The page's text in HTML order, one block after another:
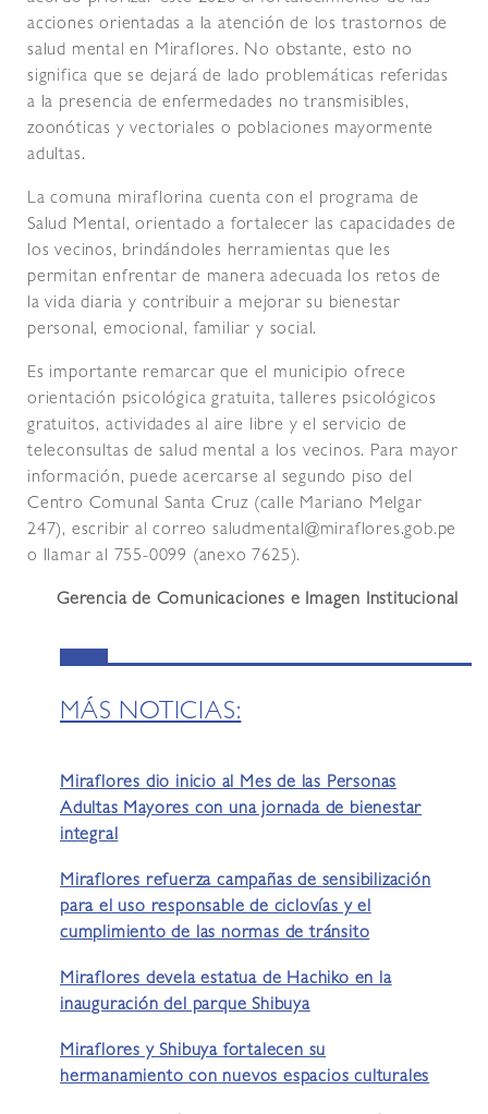
acciones orientadas a la atención de los trastornos de
salud mental en Miraflores. No obstante, esto no
significa que se dejará de lado problemáticas referidas
a la presencia de enfermedades no transmisibles,
zoonóticas y vectoriales o poblaciones mayormente
adultas.
La comuna miraflorina cuenta con el programa de
Salud Mental, orientado a fortalecer las capacidades de
los vecinos, brindándoles herramientas que les
permitan enfrentar de manera adecuada los retos de
la vida diaria y contribuir a mejorar su bienestar
personal, emocional, familiar y social.
Es importante remarcar que el municipio ofrece
orientación psicológica gratuita, talleres psicológicos
gratuitos, actividades al aire libre y el servicio de
teleconsultas de salud mental a los vecinos. Para mayor
información, puede acercarse al segundo piso del
Centro Comunal Santa Cruz (calle Mariano Melgar
247), escribir al correo saludmental@miraflores.gob.pe
o llamar al 755-0099 (anexo 7625).
Gerencia de Comunicaciones e Imagen Institucional
MÁS NOTICIAS:
Miraflores dio inicio al Mes de las Personas
Adultas Mayores con una jornada de bienestar
integral
Miraflores refuerza campañas de sensibilización
para el uso responsable de ciclovías y el
cumplimiento de las normas de tránsito
Miraflores devela estatua de Hachiko en la
inauguración del parque Shibuya
Miraflores y Shibuya fortalecen su
hermanamiento con nuevos espacios culturales